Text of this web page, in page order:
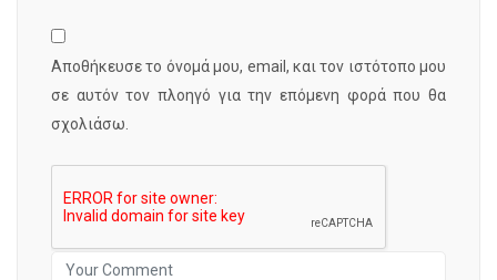
Αποθήκευσε το όνομά μου, email, και τον ιστότοπο μου
σε αυτόν τον πλοηγό για την επόμενη φορά που θα
σχολιάσω.